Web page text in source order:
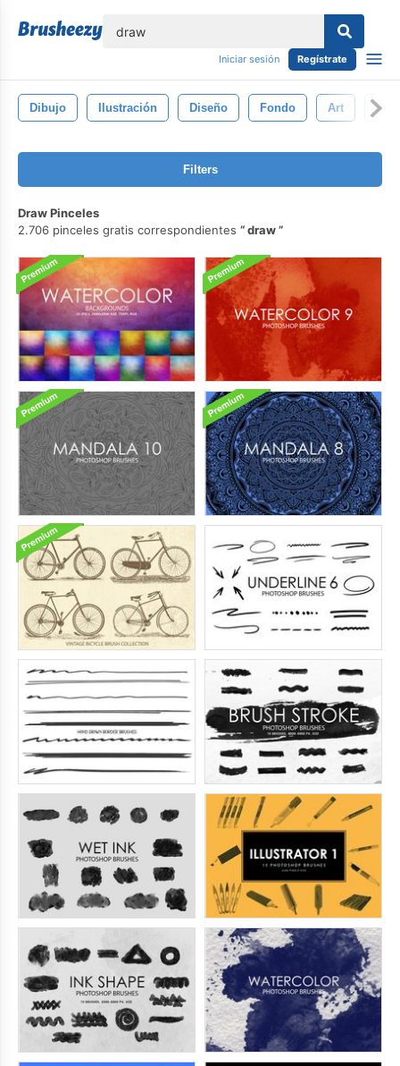
Iniciar sesión Regístrate
Dibujo Ilustración Diseño Fondo Art
Filters
Draw Pinceles
2.706 pinceles gratis correspondientes
draw